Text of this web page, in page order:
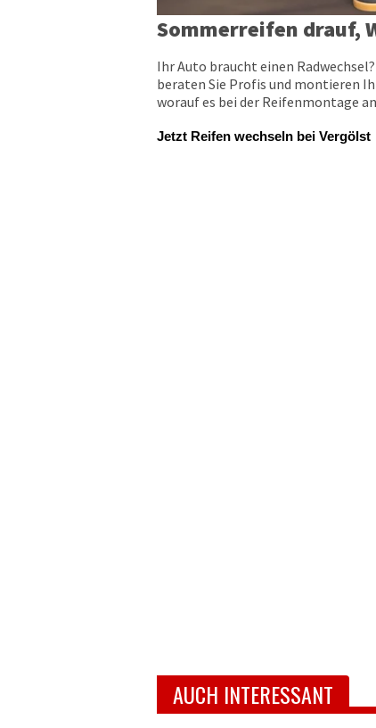
Sommerreifen drauf,
Ihr Auto braucht einen
beraten Sie Profis und montieren
worauf es bei der Reifenmontage
Jetzt Reifen wechseln bei Vergölst
AUCH INTERESSANT